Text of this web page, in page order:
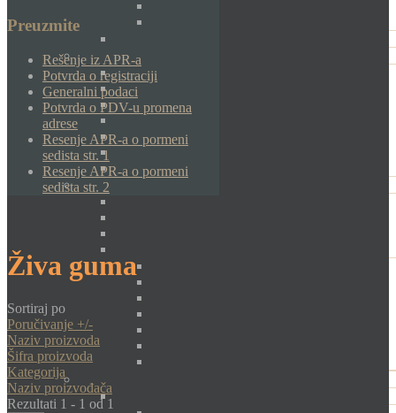
Preuzmite
Rešenje iz APR-a
Potvrda o registraciji
Generalni podaci
Potvrda o PDV-u promena
adrese
Resenje APR-a o pormeni
sedista str. 1
Resenje APR-a o pormeni
sedista str. 2
Živa guma
Sortiraj po
Poručivanje +/-
Naziv proizvoda
Šifra proizvoda
Kategorija
Naziv proizvođača
Rezultati 1 - 1 od 1